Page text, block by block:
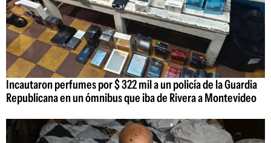
Incautaron perfumes por $ 322 mil a un policía de la Guardia
Republicana en un ómnibus que iba de Rivera a Montevideo